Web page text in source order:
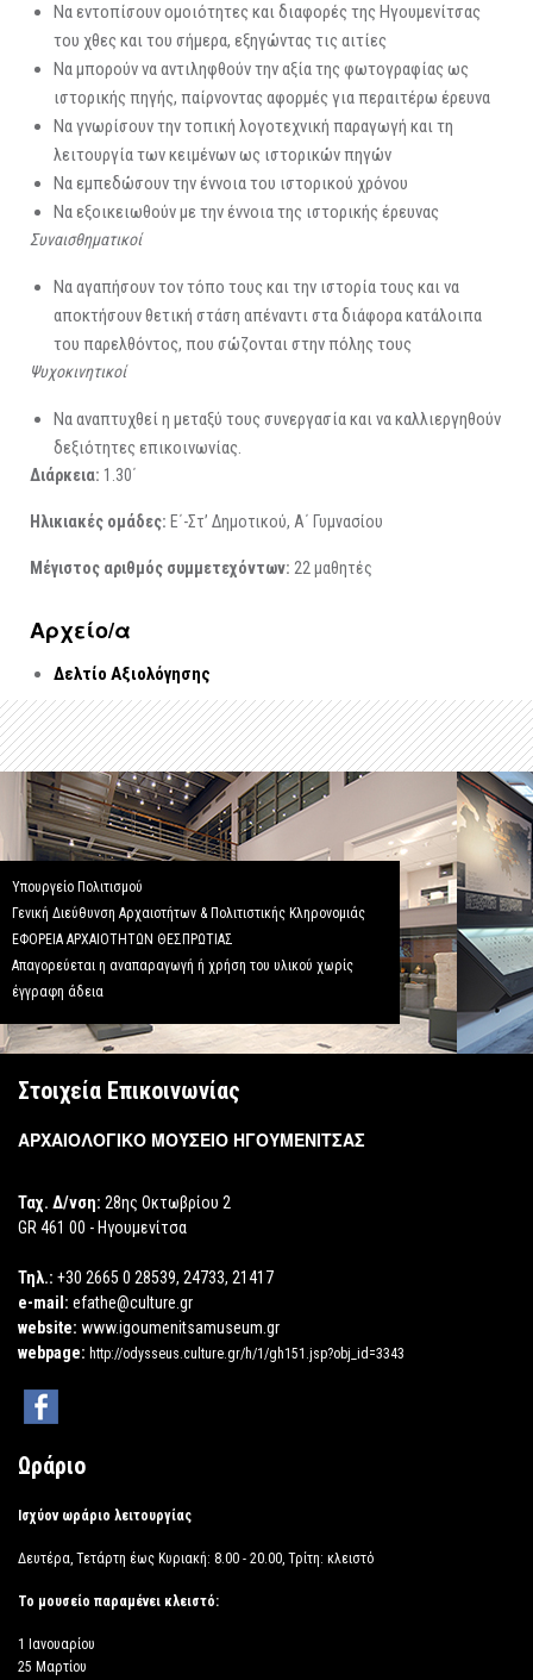
Να εντοπίσουν ομοιότητες και διαφορές της Ηγουμενίτσας
του χθες και του σήμερα, εξηγώντας τις αιτίες
Να μπορούν να αντιληφθούν την αξία της φωτογραφίας ως
ιστορικής πηγής, παίρνοντας αφορμές για περαιτέρω έρευνα
Να γνωρίσουν την τοπική λογοτεχνική παραγωγή και τη
λειτουργία των κειμένων ως ιστορικών πηγών
Να εμπεδώσουν την έννοια του ιστορικού χρόνου
Να εξοικειωθούν με την έννοια της ιστορικής έρευνας
Συναισθηματικοί
Να αγαπήσουν τον τόπο τους και την ιστορία τους και να
αποκτήσουν θετική στάση απέναντι στα διάφορα κατάλοιπα
του παρελθόντος, που σώζονται στην πόλης τους
Ψυχοκινητικοί
Να αναπτυχθεί η μεταξύ τους συνεργασία και να καλλιεργηθούν
δεξιότητες επικοινωνίας.
Διάρκεια: 1.30΄
Ηλικιακές ομάδες: Ε΄-Στ’ Δημοτικού, Α΄ Γυμνασίου
Μέγιστος αριθμός συμμετεχόντων: 22 μαθητές
Αρχείo/α
Δελτίο Αξιολόγησης
Υπουργείο Πολιτισμού
Γενική Διεύθυνση Αρχαιοτήτων & Πολιτιστικής Κληρονομιάς
ΕΦΟΡΕΙΑ ΑΡΧΑΙΟΤΗΤΩΝ ΘΕΣΠΡΩΤΙΑΣ
Απαγορεύεται η αναπαραγωγή ή χρήση του υλικού χωρίς
έγγραφη άδεια
Στοιχεία Επικοινωνίας
ΑΡΧΑΙΟΛΟΓΙΚΟ ΜΟΥΣΕΙΟ ΗΓΟΥΜΕΝΙΤΣΑΣ
Ταχ. Δ/νση: 28ης Οκτωβρίου 2
GR 461 00 - Ηγουμενίτσα
Τηλ.: +30 2665 0 28539, 24733, 21417
e-mail: efathe@culture.gr
website: www.igoumenitsamuseum.gr
webpage: http://odysseus.culture.gr/h/1/gh151.jsp?obj_id=3343
Ωράριο
Ισχύον ωράριο λειτουργίας
Δευτέρα, Τετάρτη έως Κυριακή: 8.00 - 20.00, Τρίτη: κλειστό
Το μουσείο παραμένει κλειστό:
1 Ιανουαρίου
25 Μαρτίου